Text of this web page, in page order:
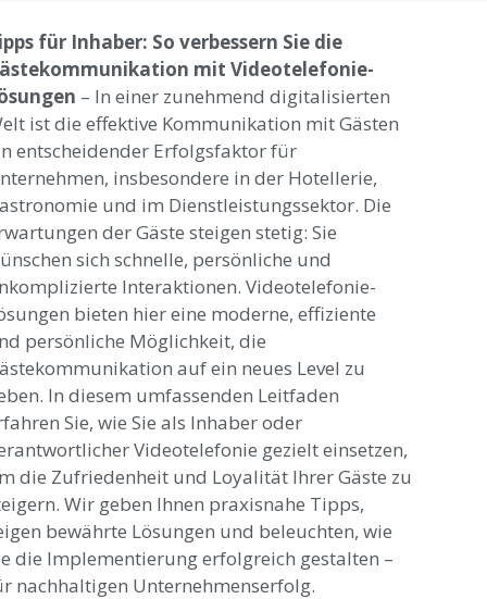
für Inhaber: So verbessern Sie die
mit Videotelefonie-
– In einer zunehmend digitalisierten
ist die effektive Kommunikation mit Gästen
entscheidender Erfolgsfaktor für
insbesondere in der Hotellerie,
und im Dienstleistungssektor. Die
der Gäste steigen stetig: Sie
sich schnelle, persönliche und
Interaktionen. Videotelefonie-
bieten hier eine moderne, effiziente
persönliche Möglichkeit, die
auf ein neues Level zu
In diesem umfassenden Leitfaden
Sie, wie Sie als Inhaber oder
Videotelefonie gezielt einsetzen,
die Zufriedenheit und Loyalität Ihrer Gäste zu
Wir geben Ihnen praxisnahe Tipps,
bewährte Lösungen und beleuchten, wie
die Implementierung erfolgreich gestalten –
nachhaltigen Unternehmenserfolg.